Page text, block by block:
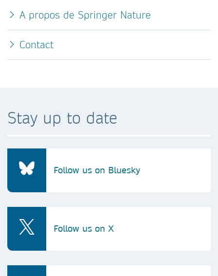
A propos de Springer Nature
Contact
Stay up to date
Follow us on Bluesky
Follow us on X